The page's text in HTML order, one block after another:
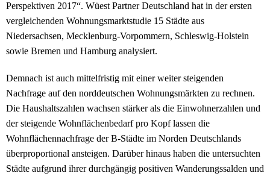
Perspektiven 2017“. Wüest Partner Deutschland hat in der ersten
vergleichenden Wohnungsmarktstudie 15 Städte aus
Niedersachsen, Mecklenburg-Vorpommern, Schleswig-Holstein
sowie Bremen und Hamburg analysiert.
Demnach ist auch mittelfristig mit einer weiter steigenden
Nachfrage auf den norddeutschen Wohnungsmärkten zu rechnen.
Die Haushaltszahlen wachsen stärker als die Einwohnerzahlen und
der steigende Wohnflächenbedarf pro Kopf lassen die
Wohnflächennachfrage der B-Städte im Norden Deutschlands
überproportional ansteigen. Darüber hinaus haben die untersuchten
Städte aufgrund ihrer durchgängig positiven Wanderungssalden und